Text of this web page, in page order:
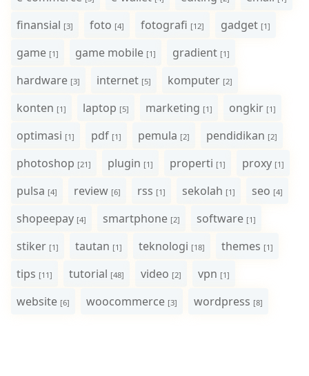
finansial [3] foto [4] fotografi [12] gadget [1]
game [1] game mobile [1] gradient [1]
hardware [3] internet [5] komputer [2]
konten [1] laptop [5] marketing [1] ongkir [1]
optimasi [1] pdf [1] pemula [2] pendidikan [2]
photoshop [21] plugin [1] properti [1] proxy [1]
pulsa [4] review [6] rss [1] sekolah [1] seo [4]
shopeepay [4] smartphone [2] software [1]
stiker [1] tautan [1] teknologi [18] themes [1]
tips [11] tutorial [48] video [2] vpn [1]
website [6] woocommerce [3] wordpress [8]